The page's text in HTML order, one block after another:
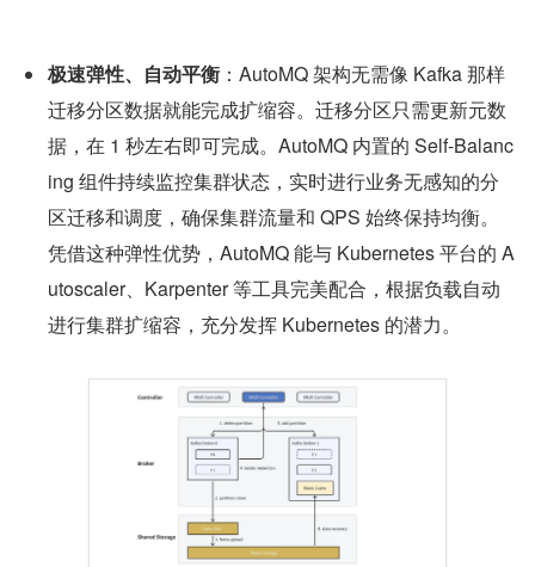
极速弹性、自动平衡 ：AutoMQ 架构无需像 Kafka 那样
迁移分区数据就能完成扩缩容。迁移分区只需更新元数
据，在 1 秒左右即可完成。AutoMQ 内置的 Self-Balanc
ing 组件持续监控集群状态，实时进行业务无感知的分
区迁移和调度，确保集群流量和 QPS 始终保持均衡。
凭借这种弹性优势，AutoMQ 能与 Kubernetes 平台的 A
utoscaler、Karpenter 等工具完美配合，根据负载自动
进行集群扩缩容，充分发挥 Kubernetes 的潜力。